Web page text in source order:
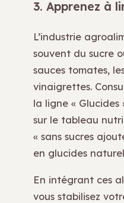
3. Apprenez à
L’industrie
souvent du sucre
sauces tomates,
vinaigrettes.
la ligne « Glucides
sur le tableau
« sans sucres
en glucides
En intégrant ces
vous stabilisez